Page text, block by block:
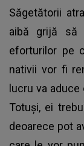
Săgetătorii
aibă grijă să
eforturilor pe
nativii vor fi
lucru va
Totuși, ei
deoarece pot